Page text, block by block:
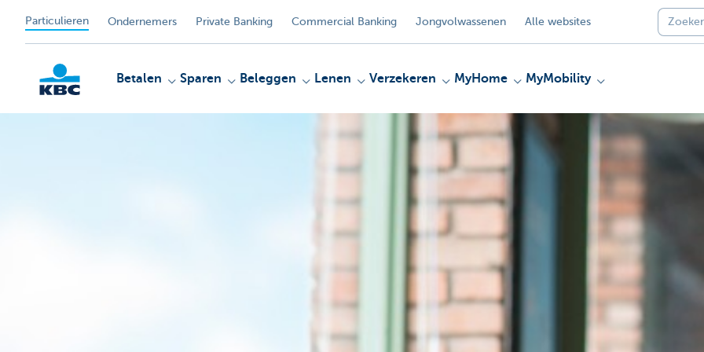
Particulieren Ondernemers Private Banking Commercial Banking Jongvolwassenen Alle websites
Betalen Sparen Beleggen Lenen Verzekeren MyHome MyMobility